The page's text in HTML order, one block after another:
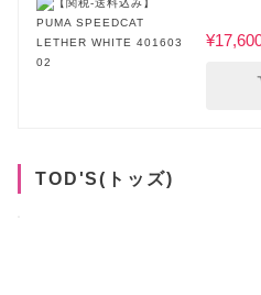
TOD'S(トッズ)